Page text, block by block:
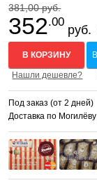
381,00 руб.
352.00
руб.
В КОРЗИНУ
Нашли дешевле?
Под заказ (от 2 дней)
Доставка по